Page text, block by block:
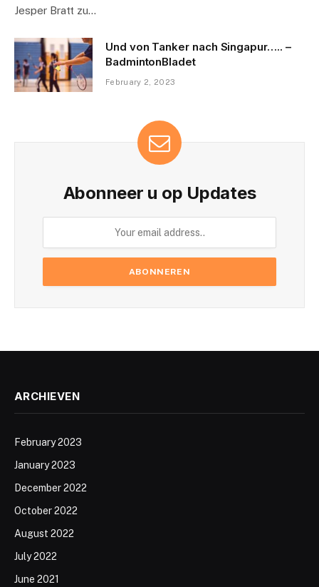
Jesper Bratt zu…
Und von Tanker nach Singapur….. –
BadmintonBladet
February 2, 2023
Abonneer u op Updates
ARCHIEVEN
February 2023
January 2023
December 2022
October 2022
August 2022
July 2022
June 2021